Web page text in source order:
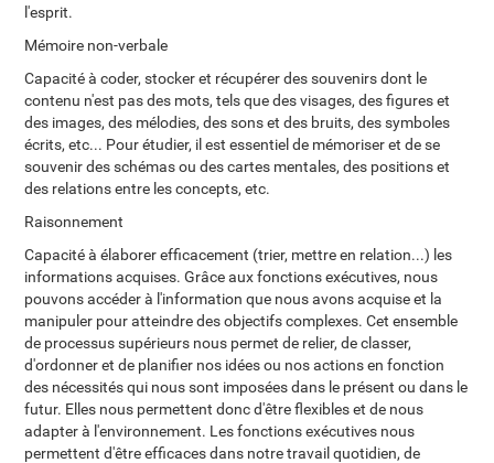
l'esprit.
Mémoire non-verbale
Capacité à coder, stocker et récupérer des souvenirs dont le
contenu n'est pas des mots, tels que des visages, des figures et
des images, des mélodies, des sons et des bruits, des symboles
écrits, etc... Pour étudier, il est essentiel de mémoriser et de se
souvenir des schémas ou des cartes mentales, des positions et
des relations entre les concepts, etc.
Raisonnement
Capacité à élaborer efficacement (trier, mettre en relation...) les
informations acquises. Grâce aux fonctions exécutives, nous
pouvons accéder à l'information que nous avons acquise et la
manipuler pour atteindre des objectifs complexes. Cet ensemble
de processus supérieurs nous permet de relier, de classer,
d'ordonner et de planifier nos idées ou nos actions en fonction
des nécessités qui nous sont imposées dans le présent ou dans le
futur. Elles nous permettent donc d'être flexibles et de nous
adapter à l'environnement. Les fonctions exécutives nous
permettent d'être efficaces dans notre travail quotidien, de